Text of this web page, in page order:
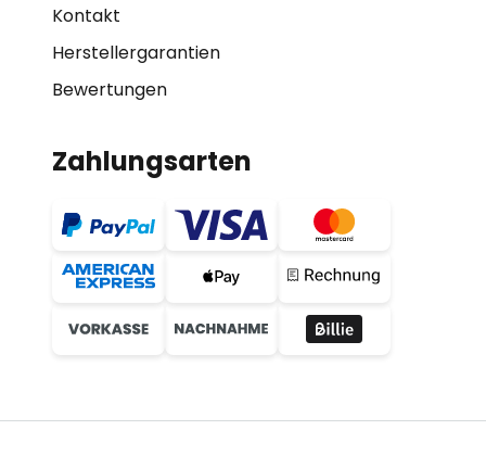
Kontakt
Herstellergarantien
Bewertungen
Zahlungsarten